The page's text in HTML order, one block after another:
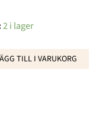
2 i lager
TILL I VARUKORG